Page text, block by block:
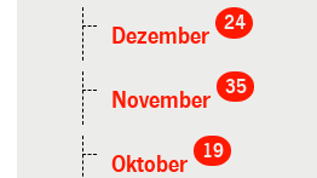
Dezember
24
November
35
Oktober
19